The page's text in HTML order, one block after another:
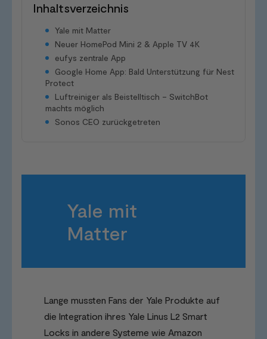
Inhaltsverzeichnis
Yale mit Matter
Neuer HomePod Mini 2 & Apple TV 4K
eufys zentrale App
Google Home App: Bald Unterstützung für Nest
Protect
Luftreiniger als Beistelltisch – SwitchBot
machts möglich
Sonos CEO zurückgetreten
Yale mit
Matter
Lange mussten Fans der Yale Produkte auf
die Integration ihres Yale Linus L2 Smart
Locks in andere Systeme wie Amazon